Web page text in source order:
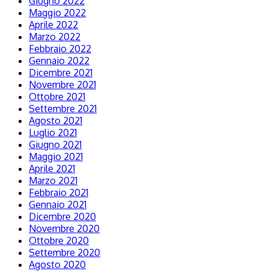
Maggio 2022
Aprile 2022
Marzo 2022
Febbraio 2022
Gennaio 2022
Dicembre 2021
Novembre 2021
Ottobre 2021
Settembre 2021
Agosto 2021
Luglio 2021
Giugno 2021
Maggio 2021
Aprile 2021
Marzo 2021
Febbraio 2021
Gennaio 2021
Dicembre 2020
Novembre 2020
Ottobre 2020
Settembre 2020
Agosto 2020